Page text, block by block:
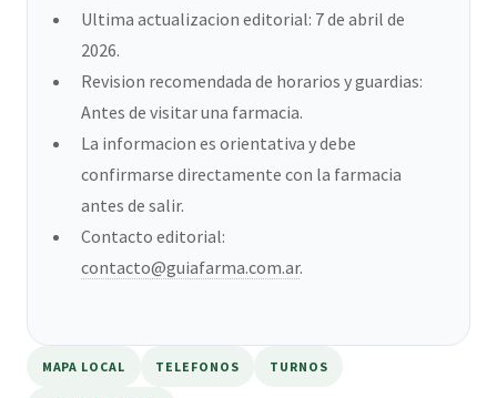
Ultima actualizacion editorial: 7 de abril de
2026.
Revision recomendada de horarios y guardias:
Antes de visitar una farmacia.
La informacion es orientativa y debe
confirmarse directamente con la farmacia
antes de salir.
Contacto editorial:
contacto@guiafarma.com.ar.
MAPA LOCAL TELEFONOS TURNOS